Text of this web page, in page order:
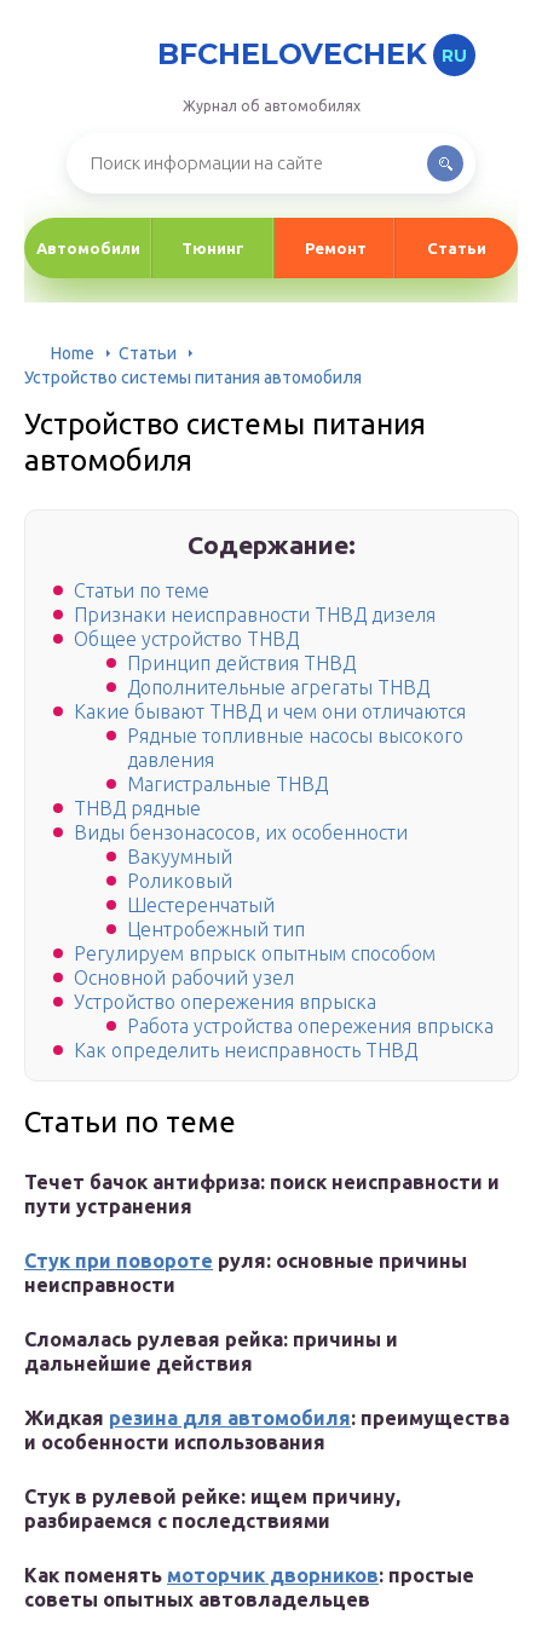
BFCHELOVECHEK RU
Журнал об автомобилях
Автомобили Тюнинг Ремонт Статьи
Home
Статьи
Устройство системы питания автомобиля
Устройство системы питания
автомобиля
Содержание:
Статьи по теме
Признаки неисправности ТНВД дизеля
Общее устройство ТНВД
Принцип действия ТНВД
Дополнительные агрегаты ТНВД
Какие бывают ТНВД и чем они отличаются
Рядные топливные насосы высокого
давления
Магистральные ТНВД
ТНВД рядные
Виды бензонасосов, их особенности
Вакуумный
Роликовый
Шестеренчатый
Центробежный тип
Регулируем впрыск опытным способом
Основной рабочий узел
Устройство опережения впрыска
Работа устройства опережения впрыска
Как определить неисправность ТНВД
Статьи по теме
Течет бачок антифриза: поиск неисправности и
пути устранения
Стук при повороте руля: основные причины
неисправности
Сломалась рулевая рейка: причины и
дальнейшие действия
Жидкая резина для автомобиля: преимущества
и особенности использования
Стук в рулевой рейке: ищем причину,
разбираемся с последствиями
Как поменять моторчик дворников: простые
советы опытных автовладельцев